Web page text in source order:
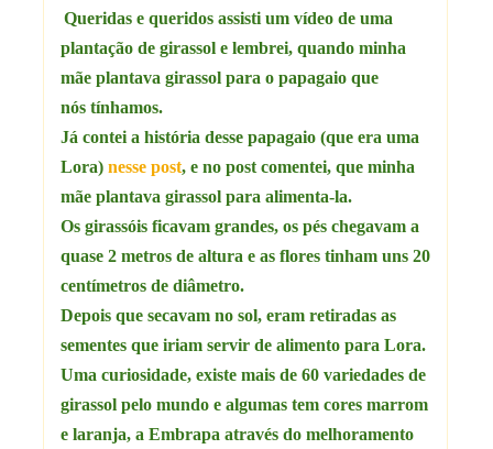
Queridas e queridos assisti um vídeo de uma
plantação de girassol e lembrei, quando minha
mãe plantava girassol para o papagaio que
nós tínhamos.
Já contei a história desse papagaio (que era uma
Lora) nesse post, e no post comentei, que minha
mãe plantava girassol para alimenta-la.
Os girassóis ficavam grandes, os pés chegavam a
quase 2 metros de altura e as flores tinham uns 20
centímetros de diâmetro.
Depois que secavam no sol, eram retiradas as
sementes que iriam servir de alimento para Lora.
Uma curiosidade, existe mais de 60 variedades de
girassol pelo mundo e algumas tem cores marrom
e laranja, a Embrapa através do melhoramento